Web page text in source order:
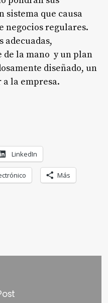
sistema que causa
negocios regulares.
adecuadas,
de la mano y un plan
diseñado, un
a la empresa.
LinkedIn
Más